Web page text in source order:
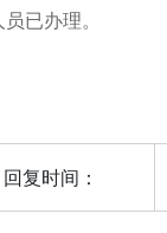
已办理。
回复时间：